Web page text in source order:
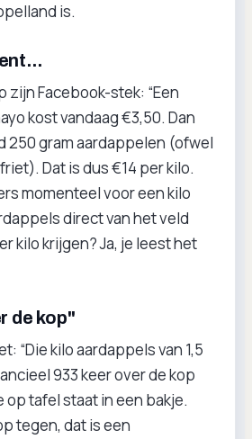
is.
zijn Facebook-stek: “Een
kost vandaag €3,50. Dan
250 gram aardappelen (ofwel
Dat is dus €14 per kilo.
momenteel voor een kilo
direct van het veld
kilo krijgen? Ja, je leest het
de kop"
“Die kilo aardappels van 1,5
933 keer over de kop
op tafel staat in een bakje.
tegen, dat is een